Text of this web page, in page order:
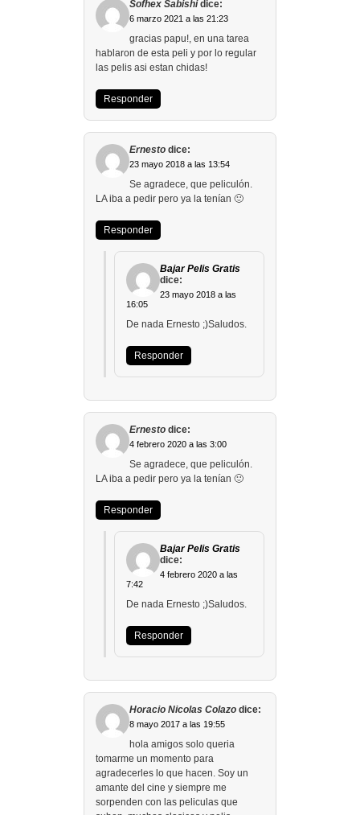
Sofhex Sabishi dice:
6 marzo 2021 a las 21:23
gracias papu!, en una tarea
hablaron de esta peli y por lo regular
las pelis asi estan chidas!
Responder
Ernesto dice:
23 mayo 2018 a las 13:54
Se agradece, que peliculón.
LA iba a pedir pero ya la tenían 🙂
Responder
Bajar Pelis Gratis
dice:
23 mayo 2018 a las
16:05
De nada Ernesto ;)Saludos.
Responder
Ernesto dice:
4 febrero 2020 a las 3:00
Se agradece, que peliculón.
LA iba a pedir pero ya la tenían 🙂
Responder
Bajar Pelis Gratis
dice:
4 febrero 2020 a las
7:42
De nada Ernesto ;)Saludos.
Responder
Horacio Nicolas Colazo dice:
8 mayo 2017 a las 19:55
hola amigos solo queria
tomarme un momento para
agradecerles lo que hacen. Soy un
amante del cine y siempre me
sorpenden con las peliculas que